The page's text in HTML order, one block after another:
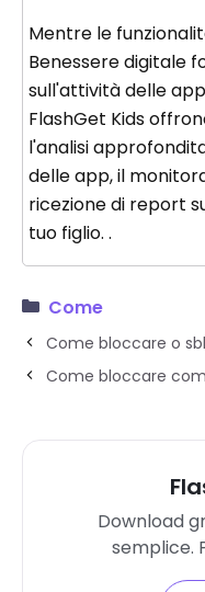
Mentre le
Benessere digitale
sull'attività delle
FlashGet Kids
l'analisi
delle app, il
ricezione di report
tuo figlio. .
Come
Come bloccare o
Come bloccare
Download
semplice.